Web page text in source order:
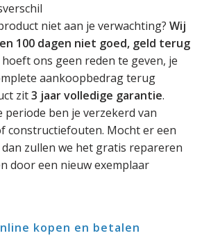
niet aan je verwachting? Wij
100 dagen niet goed, geld terug
hoeft ons geen reden te geven, je
aankoopbedrag terug
zit3 jaar volledige garantie.
periode ben je verzekerd van
constructiefouten. Mocht er een
zullen we het gratis repareren
door een nieuw exemplaar
kopen en betalen